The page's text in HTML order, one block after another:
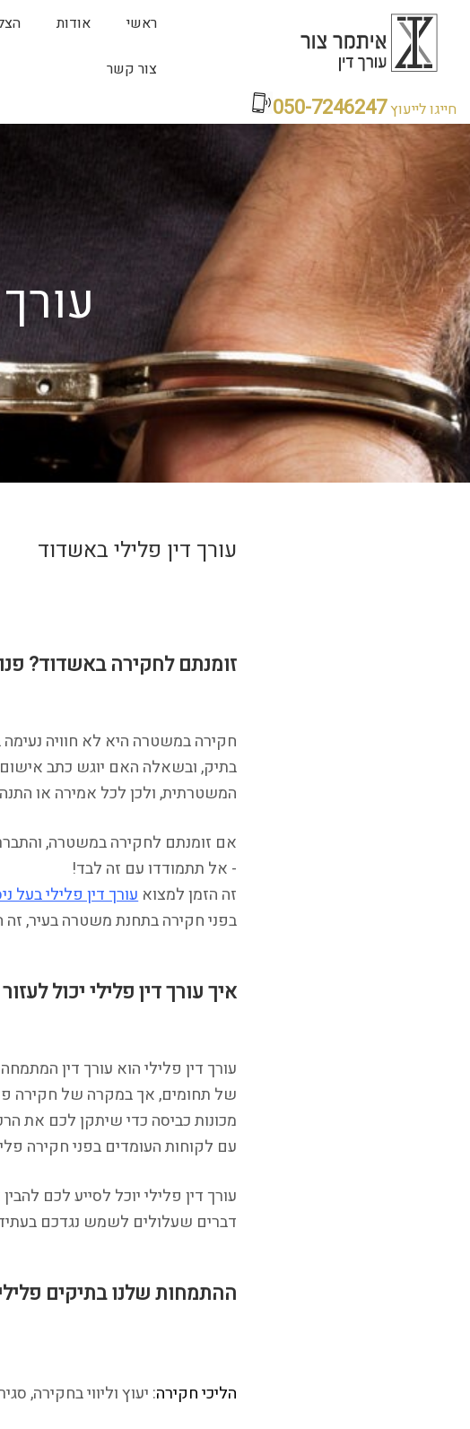
ראשי אודות
צור קשר
חייגו לייעוץ050-7246247
עורך דין פלילי באשדוד
זומנתם לחקירה באשדוד?
חקירה במשטרה היא לא חוויה
בתיק, ובשאלה האם יוגש כתב
המשטרתית, ולכן לכל אמירה או
אם זומנתם לחקירה במשטרה,
- אל תתמודדו עם זה לבד!
זה הזמן למצואעורך דין פלילי בעל
בפני חקירה בתחנת משטרה בעיר,
איך עורך דין פלילי יכול
עורך דין פלילי הוא עורך דין
של תחומים, אך במקרה של חקירה
מכונות כביסה כדי שיתקן לכם את
עם לקוחות העומדים בפני חקירה
עורך דין פלילי יוכל לסייע לכם
דברים שעלולים לשמש נגדכם
ההתמחות שלנו בתיקים
הליכי חקירה: יעוץ וליווי בחקירה,